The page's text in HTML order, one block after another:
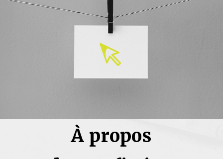
À propos